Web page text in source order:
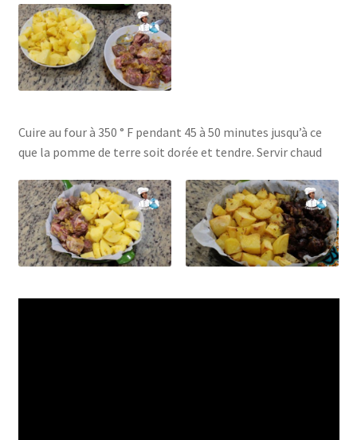
Cuire au four à 350 ° F pendant 45 à 50 minutes jusqu’à ce
que la pomme de terre soit dorée et tendre. Servir chaud